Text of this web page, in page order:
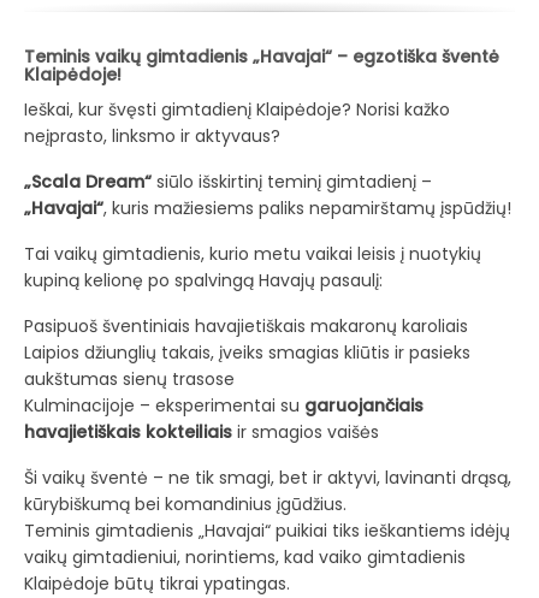
Teminis vaikų gimtadienis „Havajai“ – egzotiška šventė
Klaipėdoje!
Ieškai, kur švęsti gimtadienį Klaipėdoje? Norisi kažko
neįprasto, linksmo ir aktyvaus?
„Scala Dream“ siūlo išskirtinį teminį gimtadienį –
„Havajai“, kuris mažiesiems paliks nepamirštamų įspūdžių!
Tai vaikų gimtadienis, kurio metu vaikai leisis į nuotykių
kupiną kelionę po spalvingą Havajų pasaulį:
Pasipuoš šventiniais havajietiškais makaronų karoliais
Laipios džiunglių takais, įveiks smagias kliūtis ir pasieks
aukštumas sienų trasose
Kulminacijoje – eksperimentai su garuojančiais
havajietiškais kokteiliais ir smagios vaišės
Ši vaikų šventė – ne tik smagi, bet ir aktyvi, lavinanti drąsą,
kūrybiškumą bei komandinius įgūdžius.
Teminis gimtadienis „Havajai“ puikiai tiks ieškantiems idėjų
vaikų gimtadieniui, norintiems, kad vaiko gimtadienis
Klaipėdoje būtų tikrai ypatingas.